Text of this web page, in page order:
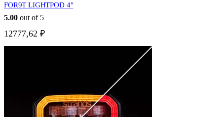
FOR9T LIGHTPOD 4″
5.00 out of 5
12777,62 ₽